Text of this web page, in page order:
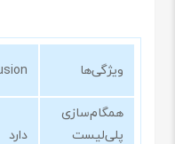
ویژگی‌ها
همگام‌سازی
پلی‌لیست
دارد